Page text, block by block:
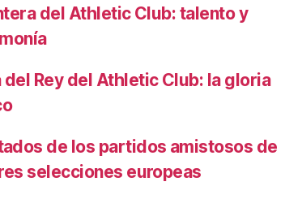
del Athletic Club: talento y
del Rey del Athletic Club: la gloria
de los partidos amistosos de
selecciones europeas